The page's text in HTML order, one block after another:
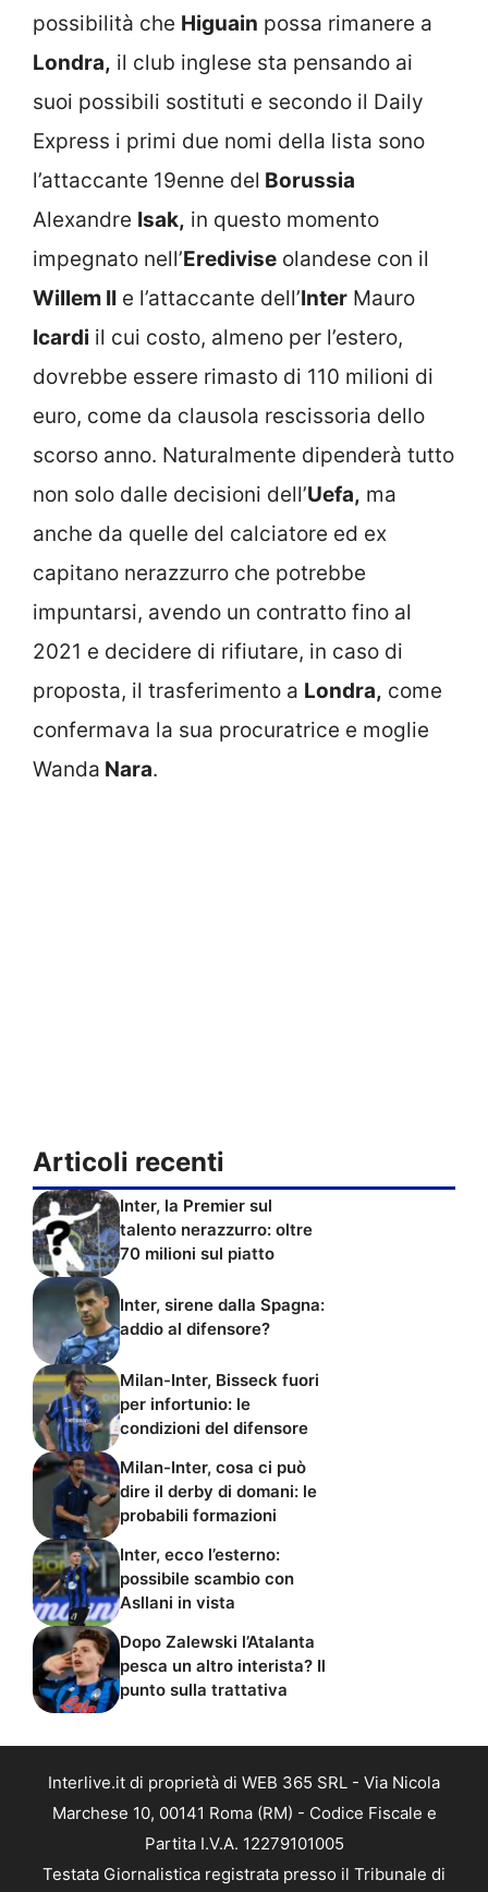
possibilità che Higuain possa rimanere a
Londra, il club inglese sta pensando ai
suoi possibili sostituti e secondo il Daily
Express i primi due nomi della lista sono
l’attaccante 19enne del Borussia
Alexandre Isak, in questo momento
impegnato nell’Eredivise olandese con il
Willem II e l’attaccante dell’Inter Mauro
Icardi il cui costo, almeno per l’estero,
dovrebbe essere rimasto di 110 milioni di
euro, come da clausola rescissoria dello
scorso anno. Naturalmente dipenderà tutto
non solo dalle decisioni dell’Uefa, ma
anche da quelle del calciatore ed ex
capitano nerazzurro che potrebbe
impuntarsi, avendo un contratto fino al
2021 e decidere di rifiutare, in caso di
proposta, il trasferimento a Londra, come
confermava la sua procuratrice e moglie
Wanda Nara.
Articoli recenti
Inter, la Premier sul
talento nerazzurro: oltre
70 milioni sul piatto
Inter, sirene dalla Spagna:
addio al difensore?
Milan-Inter, Bisseck fuori
per infortunio: le
condizioni del difensore
Milan-Inter, cosa ci può
dire il derby di domani: le
probabili formazioni
Inter, ecco l’esterno:
possibile scambio con
Asllani in vista
Dopo Zalewski l’Atalanta
pesca un altro interista? Il
punto sulla trattativa
Interlive.it di proprietà di WEB 365 SRL - Via Nicola
Marchese 10, 00141 Roma (RM) - Codice Fiscale e
Partita I.V.A. 12279101005
Testata Giornalistica registrata presso il Tribunale di